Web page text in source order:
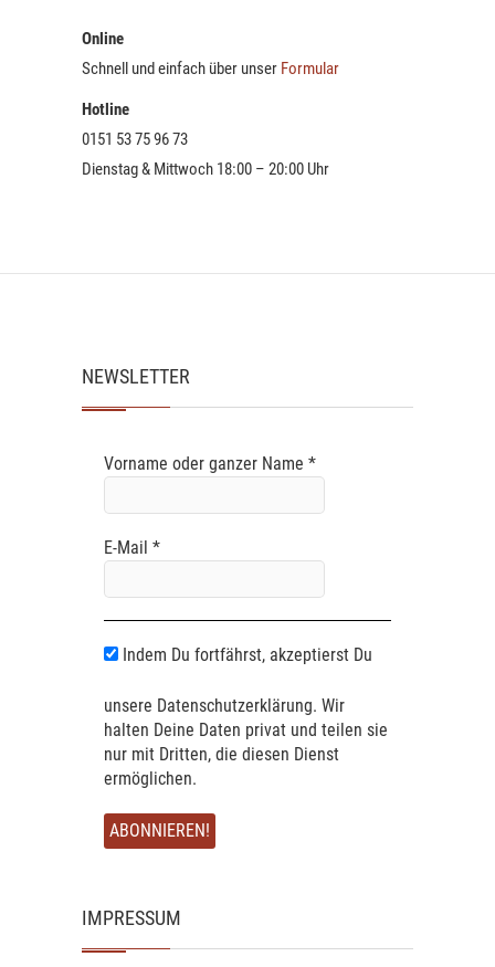
Online
Schnell und einfach über unser Formular
Hotline
0151 53 75 96 73
Dienstag & Mittwoch 18:00 – 20:00 Uhr
NEWSLETTER
Vorname oder ganzer Name *
E-Mail *
Indem Du fortfährst, akzeptierst Du
unsere Datenschutzerklärung. Wir
halten Deine Daten privat und teilen sie
nur mit Dritten, die diesen Dienst
ermöglichen.
IMPRESSUM